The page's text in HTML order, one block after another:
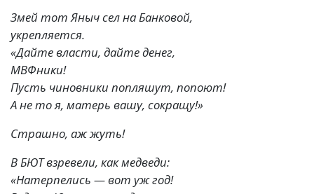
Змей тот Яныч сел на Банковой,
укрепляется.
«Дайте власти, дайте денег,
МВФники!
Пусть чиновники попляшут, попоют!
А не то я, матерь вашу, сокращу!»
Страшно, аж жуть!
В БЮТ взревели, как медведи:
«Натерпелись — вот уж год!